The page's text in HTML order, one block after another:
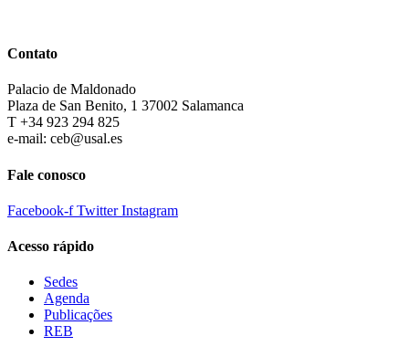
Contato
Palacio de Maldonado
Plaza de San Benito, 1 37002 Salamanca
T +34 923 294 825
e-mail: ceb@usal.es
Fale conosco
Facebook-f Twitter Instagram
Acesso rápido
Sedes
Agenda
Publicações
REB